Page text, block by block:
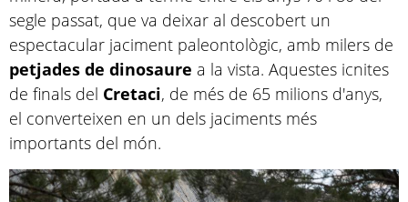
segle passat, que va deixar al descobert un
espectacular jaciment paleontològic, amb milers de
petjades de dinosaure a la vista. Aquestes icnites
de finals del Cretaci, de més de 65 milions d'anys,
el converteixen en un dels jaciments més
importants del món.